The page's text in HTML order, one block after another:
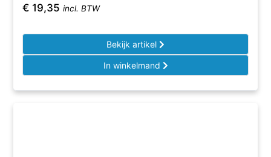
€ 19,35 incl. BTW
Bekijk artikel
In winkelmand